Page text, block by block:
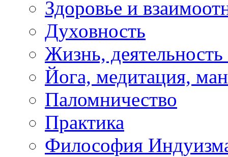
Здоровье и
Духовность
Жизнь, деятельность
Йога, медитация,
Паломничество
Практика
Философия